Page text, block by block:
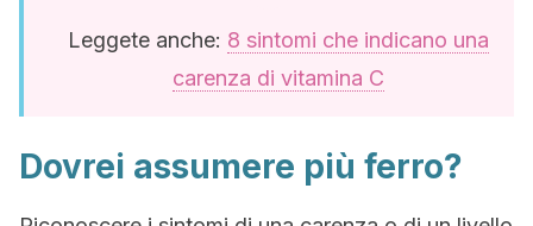
Leggete anche: 8 sintomi che indicano una
carenza di vitamina C
Dovrei assumere più ferro?